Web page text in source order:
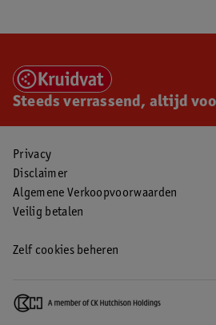
Steeds verrassend, altijd
Privacy
Disclaimer
Algemene Verkoopvoorwaarden
Veilig betalen
Zelf cookies beheren